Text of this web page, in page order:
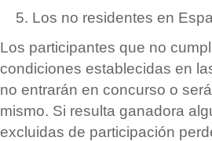
5. Los no residentes en
Los participantes que no
condiciones establecidas en
no entrarán en concurso o será
mismo. Si resulta ganadora
excluidas de participación